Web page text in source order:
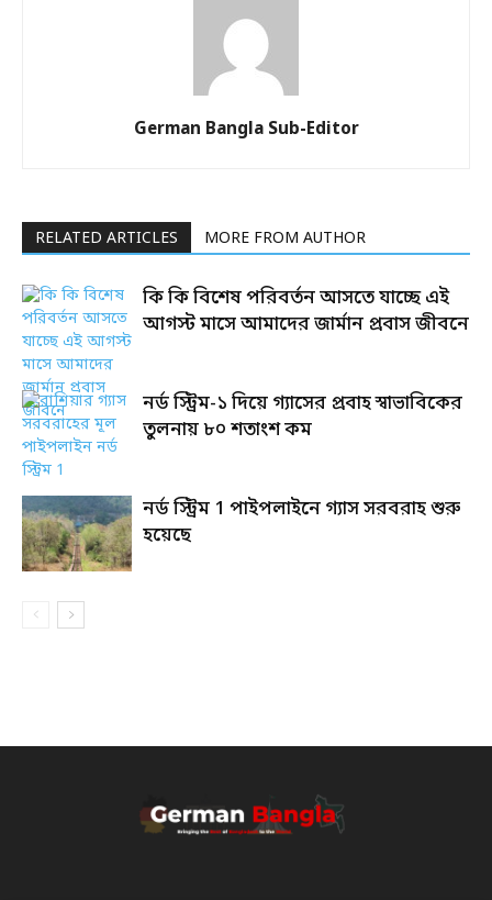
German Bangla Sub-Editor
RELATED ARTICLES MORE FROM AUTHOR
কি কি বিশেষ পরিবর্তন আসতে যাচ্ছে এই
আগস্ট মাসে আমাদের জার্মান প্রবাস জীবনে
নর্ড স্ট্রিম-১ দিয়ে গ্যাসের প্রবাহ স্বাভাবিকের
তুলনায় ৮০ শতাংশ কম
নর্ড স্ট্রিম 1 পাইপলাইনে গ্যাস সরবরাহ শুরু
হয়েছে